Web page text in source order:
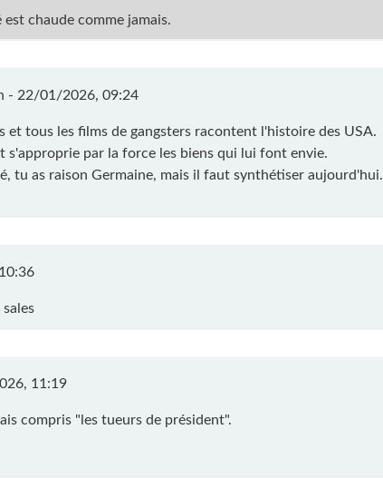
chaude comme jamais.
- 22/01/2026, 09:24
et tous les films de gangsters racontent l'histoire des USA.
s'approprie par la force les biens qui lui font envie.
tu as raison Germaine, mais il faut synthétiser aujourd'hui.
sales
11:19
compris "les tueurs de président".